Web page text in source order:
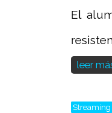
El
leer
Streaming